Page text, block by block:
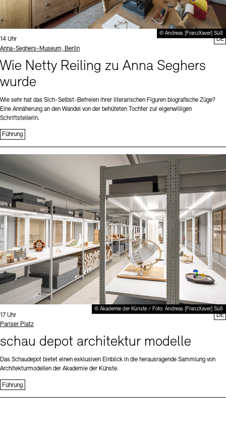
© Andreas [FranzXaver] Süß
Uhrzeit:
14 Uhr
Standort
Anna-Seghers-Museum, Berlin
Wie Netty Reiling zu Anna Seghers
wurde
Wie sehr hat das Sich-Selbst-Befreien ihrer literarischen Figuren biografische Züge?
Eine Annäherung an den Wandel von der behüteten Tochter zur eigenwilligen
Schriftstellerin.
Führung
DE
© Akademie der Künste / Foto: Andreas [FranzXaver] Süß
Uhrzeit:
17 Uhr
Standort
Pariser Platz
schau depot architektur modelle
Das Schaudepot bietet einen exklusiven Einblick in die herausragende Sammlung von
Architekturmodellen der Akademie der Künste.
Führung
DE